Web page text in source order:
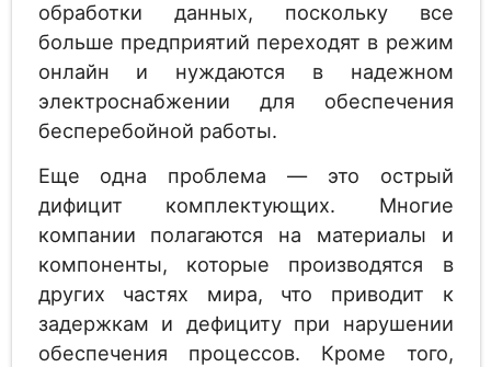
обработки данных, поскольку все
больше предприятий переходят в режим
онлайн и нуждаются в надежном
электроснабжении для обеспечения
бесперебойной работы.
Еще одна проблема — это острый
дифицит комплектующих. Многие
компании полагаются на материалы и
компоненты, которые производятся в
других частях мира, что приводит к
задержкам и дефициту при нарушении
обеспечения процессов. Кроме того,